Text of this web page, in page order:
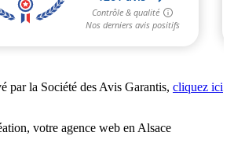
par la Société des Avis Garantis, cliquez ici
votre agence web en Alsace